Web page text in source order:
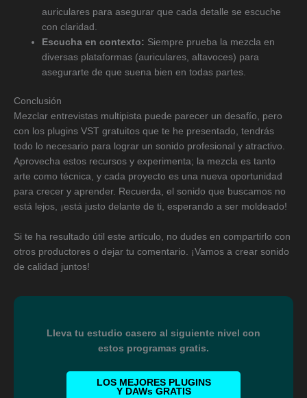
auriculares para asegurar que cada detalle se escuche
con claridad.
Escucha en contexto: Siempre prueba la mezcla en
diversas plataformas (auriculares, altavoces) para
asegurarte de que suena bien en todas partes.
Conclusión
Mezclar entrevistas multipista puede parecer un desafío, pero
con los plugins VST gratuitos que te he presentado, tendrás
todo lo necesario para lograr un sonido profesional y atractivo.
Aprovecha estos recursos y experimenta; la mezcla es tanto
arte como técnica, y cada proyecto es una nueva oportunidad
para crecer y aprender. Recuerda, el sonido que buscamos no
está lejos, ¡está justo delante de ti, esperando a ser moldeado!
Si te ha resultado útil este artículo, no dudes en compartirlo con
otros productores o dejar tu comentario. ¡Vamos a crear sonido
de calidad juntos!
Lleva tu estudio casero al siguiente nivel con
estos programas gratis.
LOS MEJORES PLUGINS
Y DAWs GRATIS